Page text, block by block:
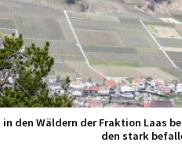
den Wäldern der Fraktion
den stark